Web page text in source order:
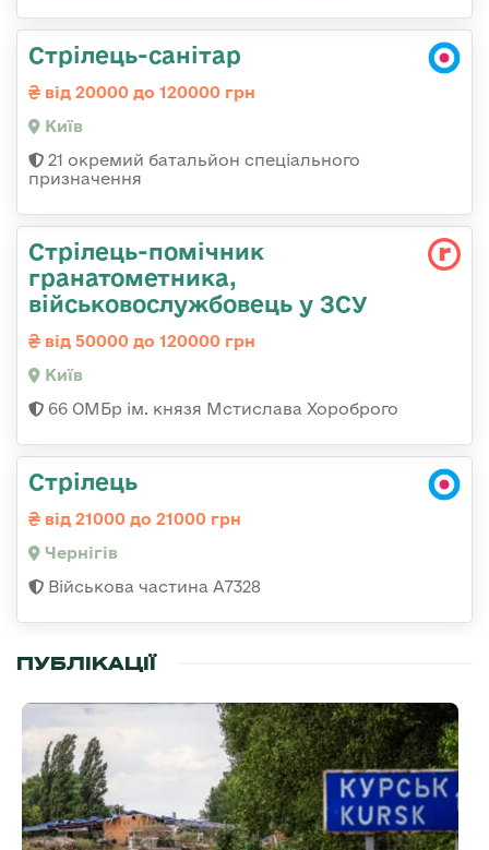
Стрілець-санітар
від 20000 до 120000 грн
Київ
21 окремий батальйон спеціального
призначення
Стрілець-помічник
гранатометника,
військовослужбовець у ЗСУ
від 50000 до 120000 грн
Київ
66 ОМБр ім. князя Мстислава Хороброго
Стрілець
від 21000 до 21000 грн
Чернігів
Військова частина А7328
ПУБЛІКАЦІЇ